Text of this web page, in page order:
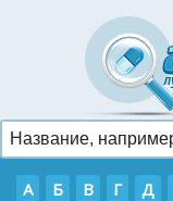
А Б В Г Д